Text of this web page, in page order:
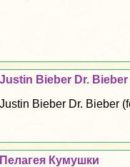
Justin Bieber Dr.
Justin Bieber Dr. Bieber
Пелагея Кумушки